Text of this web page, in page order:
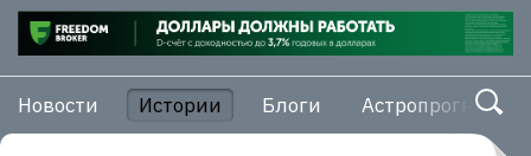
Новости Истории Блоги Астропрогноз